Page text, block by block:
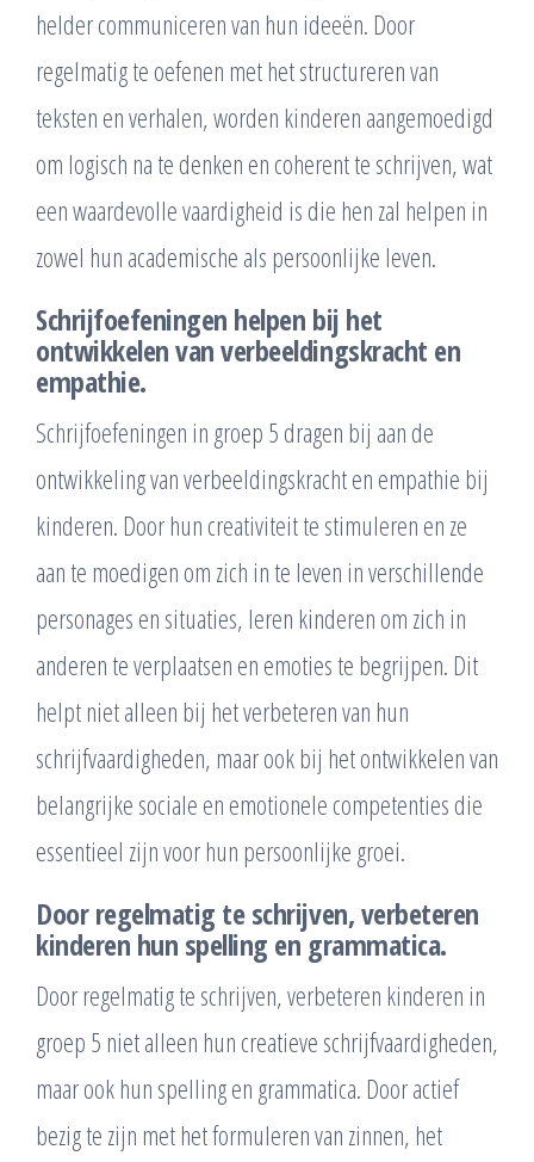
helder communiceren van hun ideeën. Door
regelmatig te oefenen met het structureren van
teksten en verhalen, worden kinderen aangemoedigd
om logisch na te denken en coherent te schrijven, wat
een waardevolle vaardigheid is die hen zal helpen in
zowel hun academische als persoonlijke leven.
Schrijfoefeningen helpen bij het
ontwikkelen van verbeeldingskracht en
empathie.
Schrijfoefeningen in groep 5 dragen bij aan de
ontwikkeling van verbeeldingskracht en empathie bij
kinderen. Door hun creativiteit te stimuleren en ze
aan te moedigen om zich in te leven in verschillende
personages en situaties, leren kinderen om zich in
anderen te verplaatsen en emoties te begrijpen. Dit
helpt niet alleen bij het verbeteren van hun
schrijfvaardigheden, maar ook bij het ontwikkelen van
belangrijke sociale en emotionele competenties die
essentieel zijn voor hun persoonlijke groei.
Door regelmatig te schrijven, verbeteren
kinderen hun spelling en grammatica.
Door regelmatig te schrijven, verbeteren kinderen in
groep 5 niet alleen hun creatieve schrijfvaardigheden,
maar ook hun spelling en grammatica. Door actief
bezig te zijn met het formuleren van zinnen, het